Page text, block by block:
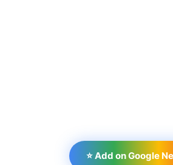
⭐ Add on Google